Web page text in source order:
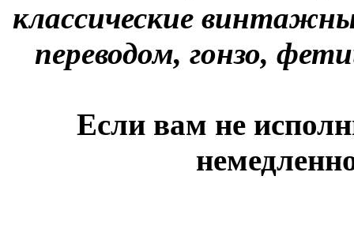
классические
переводом, гонзо,
Если вам не